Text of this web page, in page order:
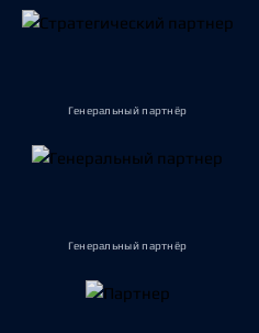
Генеральный партнёр
Генеральный партнёр